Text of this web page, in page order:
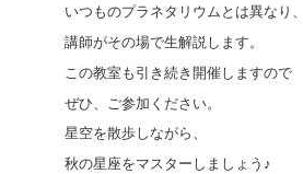
いつものプラネタリウムとは異なり
講師がその場で生解説します。
この教室も引き続き開催しますので
ぜひ、ご参加ください。
星空を散歩しながら、
秋の星座をマスターしましょう♪